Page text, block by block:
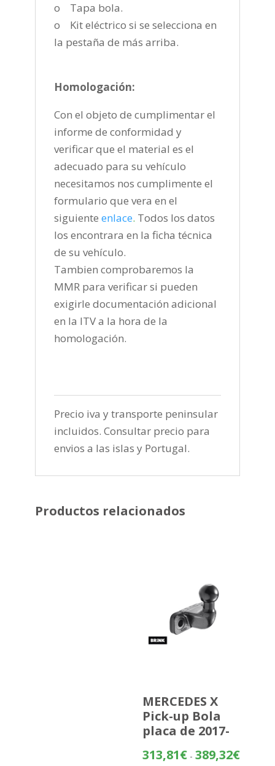
o Tapa bola.
o Kit eléctrico si se selecciona en
la pestaña de más arriba.
Homologación:
Con el objeto de cumplimentar el
informe de conformidad y
verificar que el material es el
adecuado para su vehículo
necesitamos nos cumplimente el
formulario que vera en el
siguiente enlace. Todos los datos
los encontrara en la ficha técnica
de su vehículo.
Tambien comprobaremos la
MMR para verificar si pueden
exigirle documentación adicional
en la ITV a la hora de la
homologación.
Precio iva y transporte peninsular
incluidos. Consultar precio para
envios a las islas y Portugal.
Productos relacionados
MERCEDES X
Pick-up Bola
placa de 2017-
313,81€ - 389,32€Rango